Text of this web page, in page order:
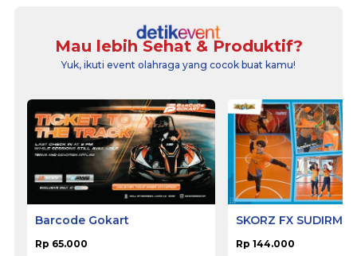
Mau lebih Sehat & Produktif?
Yuk, ikuti event olahraga yang cocok buat kamu!
Barcode Gokart
Rp 65.000
SKORZ FX
Rp 144.000